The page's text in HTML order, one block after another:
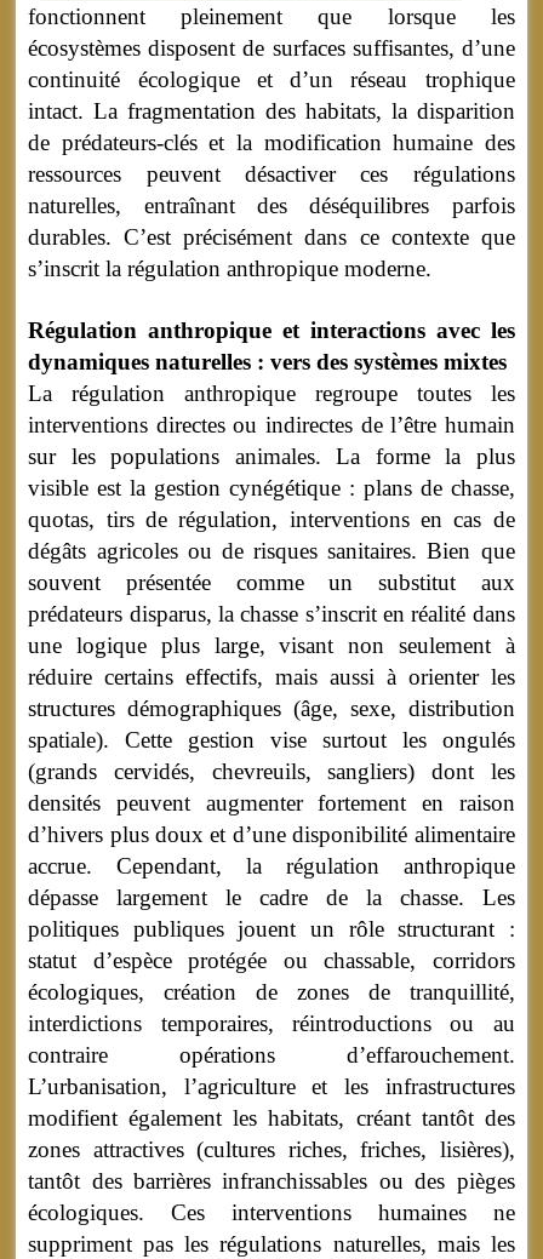
fonctionnent pleinement que lorsque les
écosystèmes disposent de surfaces suffisantes, d’une
continuité écologique et d’un réseau trophique
intact. La fragmentation des habitats, la disparition
de prédateurs-clés et la modification humaine des
ressources peuvent désactiver ces régulations
naturelles, entraînant des déséquilibres parfois
durables. C’est précisément dans ce contexte que
s’inscrit la régulation anthropique moderne.
Régulation anthropique et interactions avec les
dynamiques naturelles : vers des systèmes mixtes
La régulation anthropique regroupe toutes les
interventions directes ou indirectes de l’être humain
sur les populations animales. La forme la plus
visible est la gestion cynégétique : plans de chasse,
quotas, tirs de régulation, interventions en cas de
dégâts agricoles ou de risques sanitaires. Bien que
souvent présentée comme un substitut aux
prédateurs disparus, la chasse s’inscrit en réalité dans
une logique plus large, visant non seulement à
réduire certains effectifs, mais aussi à orienter les
structures démographiques (âge, sexe, distribution
spatiale). Cette gestion vise surtout les ongulés
(grands cervidés, chevreuils, sangliers) dont les
densités peuvent augmenter fortement en raison
d’hivers plus doux et d’une disponibilité alimentaire
accrue. Cependant, la régulation anthropique
dépasse largement le cadre de la chasse. Les
politiques publiques jouent un rôle structurant :
statut d’espèce protégée ou chassable, corridors
écologiques, création de zones de tranquillité,
interdictions temporaires, réintroductions ou au
contraire opérations d’effarouchement.
L’urbanisation, l’agriculture et les infrastructures
modifient également les habitats, créant tantôt des
zones attractives (cultures riches, friches, lisières),
tantôt des barrières infranchissables ou des pièges
écologiques. Ces interventions humaines ne
suppriment pas les régulations naturelles, mais les